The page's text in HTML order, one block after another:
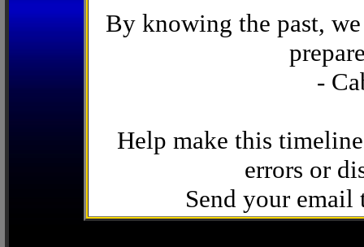
By knowing the past,
-
Help make this
errors or
Send your email